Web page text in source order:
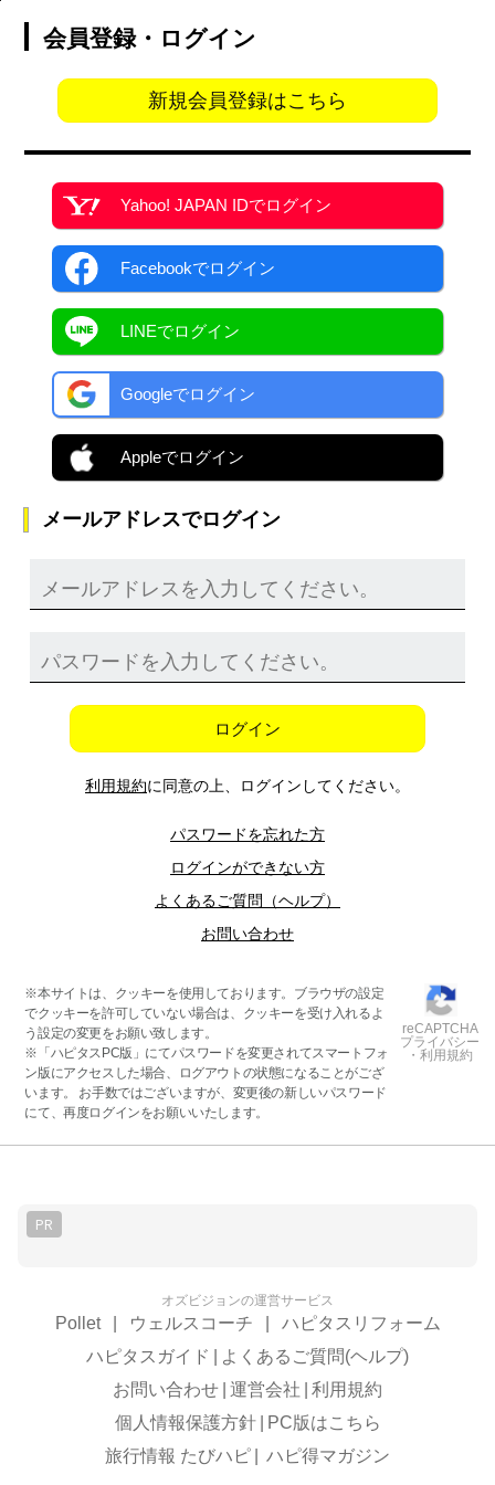
会員登録・ログイン
新規会員登録はこちら
Yahoo! JAPAN IDでログイン
Facebookでログイン
LINEでログイン
Googleでログイン
Appleでログイン
メールアドレスでログイン
ログイン
利用規約に同意の上、ログインしてください。
パスワードを忘れた方
ログインができない方
よくあるご質問（ヘルプ）
お問い合わせ
※本サイトは、クッキーを使用しております。ブラウザの設定
でクッキーを許可していない場合は、クッキーを受け入れるよ
う設定の変更をお願い致します。
※「ハピタスPC版」にてパスワードを変更されてスマートフォ
ン版にアクセスした場合、ログアウトの状態になることがござ
います。 お手数ではございますが、変更後の新しいパスワード
にて、再度ログインをお願いいたします。
reCAPTCHA
プライバシー
・利用規約
PR
オズビジョンの運営サービス
Pollet ウェルスコーチ
ハピタスリフォーム
ハピタスガイド
よくあるご質問(ヘルプ)
お問い合わせ 運営会社
利用規約
個人情報保護方針
PC版はこちら
旅行情報 たびハピ
ハピ得マガジン